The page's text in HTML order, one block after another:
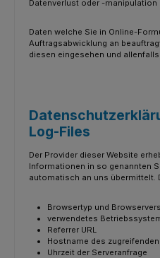
Datenverlust oder -manipulation
Daten welche Sie in Online-
Auftragsabwicklung an
diesen eingesehen und
Log-Files
Der Provider dieser Website
Informationen in so genannten
automatisch an uns übermittelt.
Browsertyp und
verwendetes
Referrer URL
Hostname des
Uhrzeit der Serveranfrage